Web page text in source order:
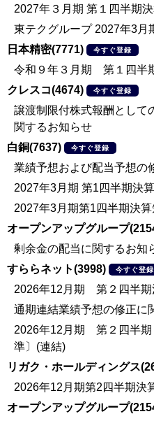
2027年３月期 第１四半期
東テクグループ 2027年3月
日本精密(7771)
今すぐ登録
令和９年３月期 第１四半
クレスコ(4674)
今すぐ登録
譲渡制限付株式報酬として
関するお知らせ
白銅(7637)
今すぐ登録
業績予想および配当予想の
2027年3月期 第1四半期決
2027年3月期第1四半期決算
オープンアップグループ
剰余金の配当に関するお知
すららネット(3998)
今すぐ登録
2026年12月期 第２四半期
通期連結業績予想の修正に
2026年12月期 第２四半期
準〕(連結)
リガク・ホールディングス
2026年12月期第2四半期決
オープンアップグループ